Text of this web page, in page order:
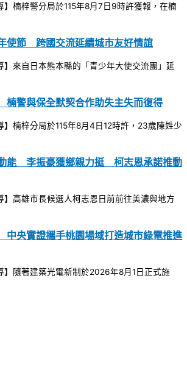
】楠梓警分局於115年8月7日9時許獲報，在楠
使節 跨國交流延續城市友好情誼
】來自日本熊本縣的「青少年大使交流團」延
警與保全默契合作助失主失而復得
】楠梓分局於115年8月4日12時許，23歲陳姓少
能 李振豪獲鄉親力挺 柯志恩承諾推動
】高雄市長候選人柯志恩日前前往美濃與地方
央實證攜手桃園場域打造城市綠電推進
】隨著建築光電新制於2026年8月1日正式施